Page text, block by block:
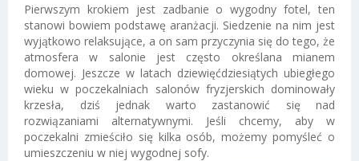
Pierwszym krokiem jest zadbanie o wygodny fotel, ten
stanowi bowiem podstawę aranżacji. Siedzenie na nim jest
wyjątkowo relaksujące, a on sam przyczynia się do tego, że
atmosfera w salonie jest często określana mianem
domowej. Jeszcze w latach dziewięćdziesiątych ubiegłego
wieku w poczekalniach salonów fryzjerskich dominowały
krzesła, dziś jednak warto zastanowić się nad
rozwiązaniami alternatywnymi. Jeśli chcemy, aby w
poczekalni zmieściło się kilka osób, możemy pomyśleć o
umieszczeniu w niej wygodnej sofy.